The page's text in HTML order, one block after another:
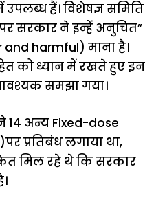
हैं। विशेषज्ञ समिति
सरकार ने इन्हें अनुचित”
harmful) माना है।
को ध्यान में रखते हुए इन
समझा गया।
14 अन्य Fixed-dose
प्रतिबंध लगाया था,
मिल रहे थे कि सरकार